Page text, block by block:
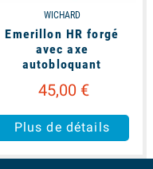
WICHARD
Emerillon HR forgé
avec axe
autobloquant
45,00 €
Plus de détails